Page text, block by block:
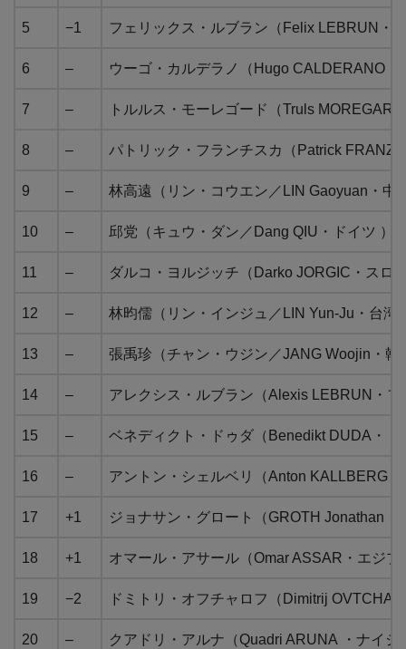
5 −1 フェリックス・ルブラン（Felix LEBRUN・
6 – ウーゴ・カルデラノ（Hugo CALDERANO・
7 – トルルス・モーレゴード（Truls
8 – パトリック・フランチスカ（Patrick
9 – 林高遠（リン・コウエン／LIN Gaoyuan・中
10 – 邱党（キュウ・ダン／Dang QIU・ドイツ ）
11 – ダルコ・ヨルジッチ（Darko JORGIC・スロ
12 – 林昀儒（リン・インジュ／LIN Yun-Ju・台湾
13 – 張禹珍（チャン・ウジン／JANG Woojin・韓
14 – アレクシス・ルブラン（Alexis LEBRUN・フ
15 – ベネディクト・ドゥダ（Benedikt DUDA・ド
16 – アントン・シェルベリ（Anton KALLBERG
17 +1 ジョナサン・グロート（GROTH Jonathan・
18 +1 オマール・アサール（Omar ASSAR・エジプ
19 −2 ドミトリ・オフチャロフ（Dimitrij
20 – クアドリ・アルナ（Quadri ARUNA ・ナイジ